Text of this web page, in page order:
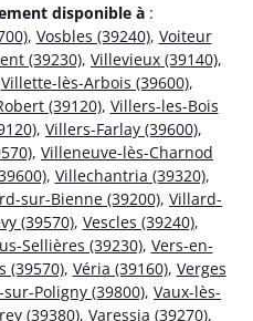
disponible à :
, Vosbles (39240), Voiteur
(39230), Villevieux (39140),
Villette-lès-Arbois (39600),
(39120), Villers-les-Bois
, Villers-Farlay (39600),
, Villeneuve-lès-Charnod
, Villechantria (39320),
sur-Bienne (39200), Villard-
(39570), Vescles (39240),
Sellières (39230), Vers-en-
(39570), Véria (39160), Verges
sur-Poligny (39800), Vaux-lès-
(39380), Varessia (39270),